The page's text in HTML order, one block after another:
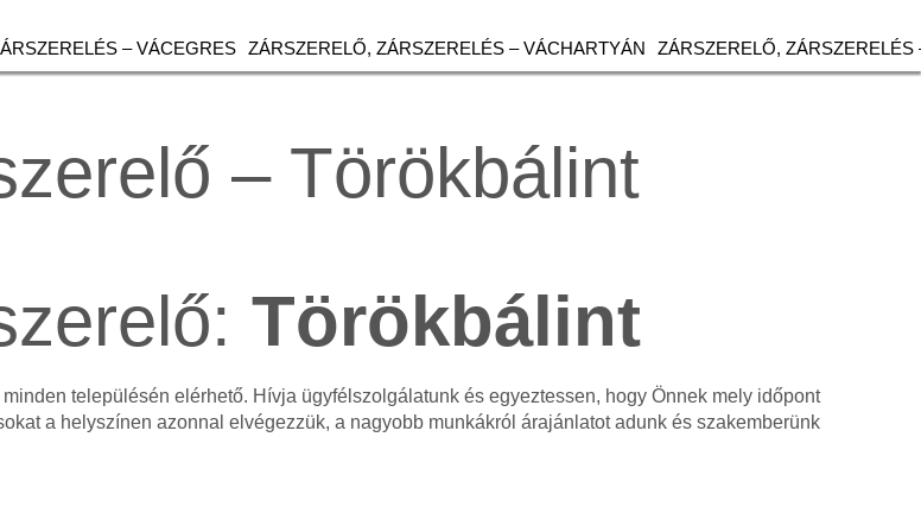
– VÁCEGRES ZÁRSZERELŐ, ZÁRSZERELÉS – VÁCHARTYÁN ZÁRSZERELŐ, ZÁRSZERELÉS
– Törökbálint
Törökbálint
településén elérhető. Hívja ügyfélszolgálatunk és egyeztessen, hogy Önnek mely időpont
a helyszínen azonnal elvégezzük, a nagyobb munkákról árajánlatot adunk és szakemberünk